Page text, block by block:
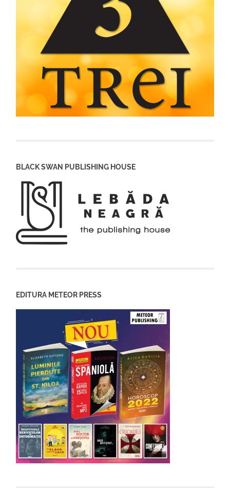
BLACK SWAN PUBLISHING HOUSE
EDITURA METEOR PRESS